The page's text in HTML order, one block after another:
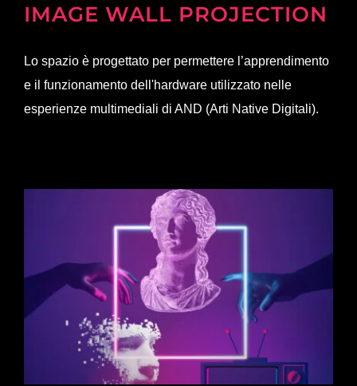
IMAGE WALL PROJECTION
Lo spazio è progettato per permettere l’apprendimento
e il funzionamento dell'hardware utilizzato nelle
esperienze multimediali di AND (Arti Native Digitali).